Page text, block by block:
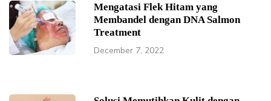
Mengatasi Flek Hitam yang
Membandel dengan DNA Salmon
Treatment
December 7, 2022